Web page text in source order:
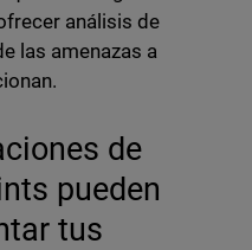
análisis de
las amenazas a
de
pueden
tus